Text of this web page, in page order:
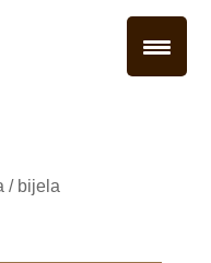
/ bijela